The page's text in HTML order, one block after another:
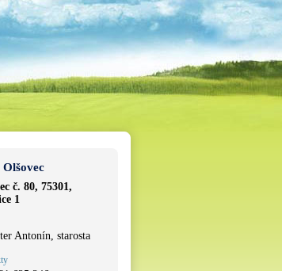
Olšovec
č. 80, 75301,
1
Antonín, starosta